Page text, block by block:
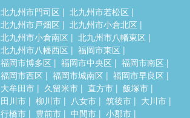
北九州市門司区
北九州市若松区
北九州市戸畑区
北九州市小倉北区
北九州市小倉南区
北九州市八幡東区
北九州市八幡西区
福岡市東区
福岡市博多区
福岡市中央区
福岡市南区
福岡市西区
福岡市城南区
福岡市早良区
大牟田市
久留米市 直方市
飯塚市
田川市
柳川市 八女市 筑後市
大川市
行橋市
豊前市 中間市
小郡市